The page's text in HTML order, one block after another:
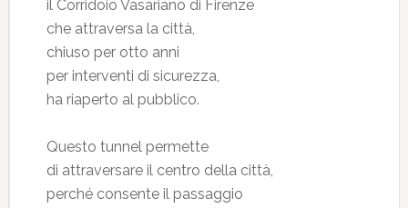
il Corridoio Vasariano di Firenze
che attraversa la città,
chiuso per otto anni
per interventi di sicurezza,
ha riaperto al pubblico.
Questo tunnel permette
di attraversare il centro della città,
perché consente il passaggio